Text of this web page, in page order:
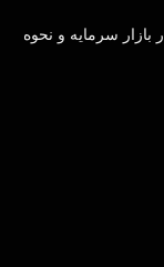
سرمایه و نحوه